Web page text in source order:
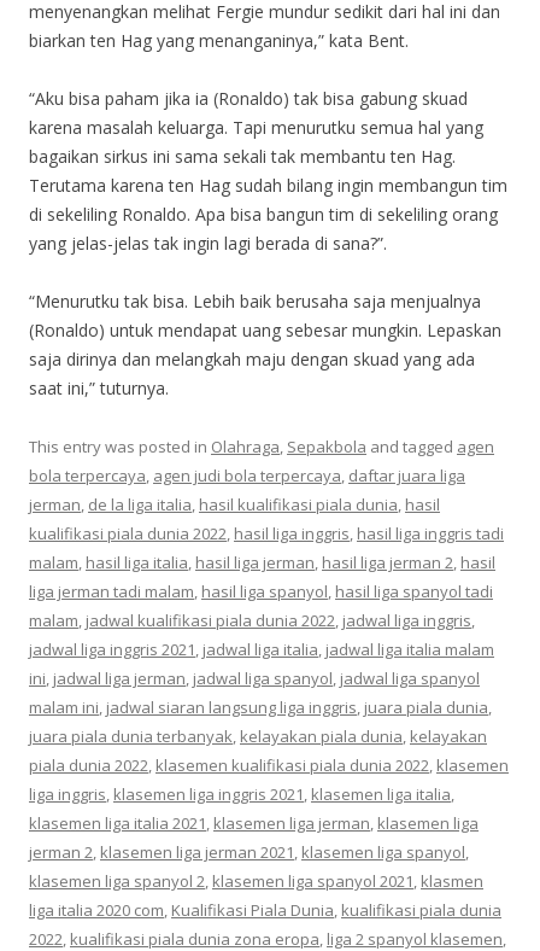
menyenangkan melihat Fergie mundur sedikit dari hal ini dan
biarkan ten Hag yang menanganinya,” kata Bent.
“Aku bisa paham jika ia (Ronaldo) tak bisa gabung skuad
karena masalah keluarga. Tapi menurutku semua hal yang
bagaikan sirkus ini sama sekali tak membantu ten Hag.
Terutama karena ten Hag sudah bilang ingin membangun tim
di sekeliling Ronaldo. Apa bisa bangun tim di sekeliling orang
yang jelas-jelas tak ingin lagi berada di sana?”.
“Menurutku tak bisa. Lebih baik berusaha saja menjualnya
(Ronaldo) untuk mendapat uang sebesar mungkin. Lepaskan
saja dirinya dan melangkah maju dengan skuad yang ada
saat ini,” tuturnya.
This entry was posted in Olahraga, Sepakbola and tagged agen
bola terpercaya, agen judi bola terpercaya, daftar juara liga
jerman, de la liga italia, hasil kualifikasi piala dunia, hasil
kualifikasi piala dunia 2022, hasil liga inggris, hasil liga inggris tadi
malam, hasil liga italia, hasil liga jerman, hasil liga jerman 2, hasil
liga jerman tadi malam, hasil liga spanyol, hasil liga spanyol tadi
malam, jadwal kualifikasi piala dunia 2022, jadwal liga inggris,
jadwal liga inggris 2021, jadwal liga italia, jadwal liga italia malam
ini, jadwal liga jerman, jadwal liga spanyol, jadwal liga spanyol
malam ini, jadwal siaran langsung liga inggris, juara piala dunia,
juara piala dunia terbanyak, kelayakan piala dunia, kelayakan
piala dunia 2022, klasemen kualifikasi piala dunia 2022, klasemen
liga inggris, klasemen liga inggris 2021, klasemen liga italia,
klasemen liga italia 2021, klasemen liga jerman, klasemen liga
jerman 2, klasemen liga jerman 2021, klasemen liga spanyol,
klasemen liga spanyol 2, klasemen liga spanyol 2021, klasmen
liga italia 2020 com, Kualifikasi Piala Dunia, kualifikasi piala dunia
2022, kualifikasi piala dunia zona eropa, liga 2 spanyol klasemen,